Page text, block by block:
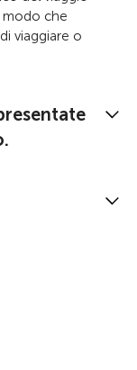
modo che
viaggiare o